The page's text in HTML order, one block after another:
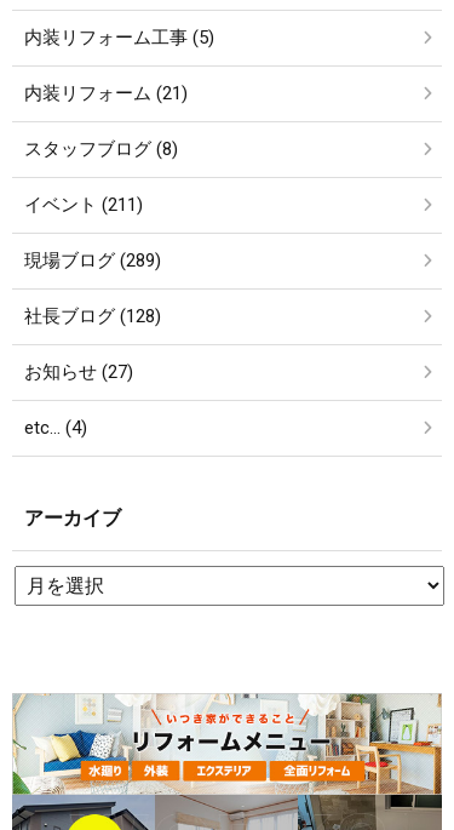
内装リフォーム工事 (5)
内装リフォーム (21)
スタッフブログ (8)
イベント (211)
現場ブログ (289)
社長ブログ (128)
お知らせ (27)
etc… (4)
アーカイブ